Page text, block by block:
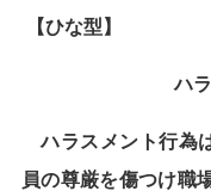
【ひな型】
ハ
ハラスメント行為
員の尊厳を傷つけ職